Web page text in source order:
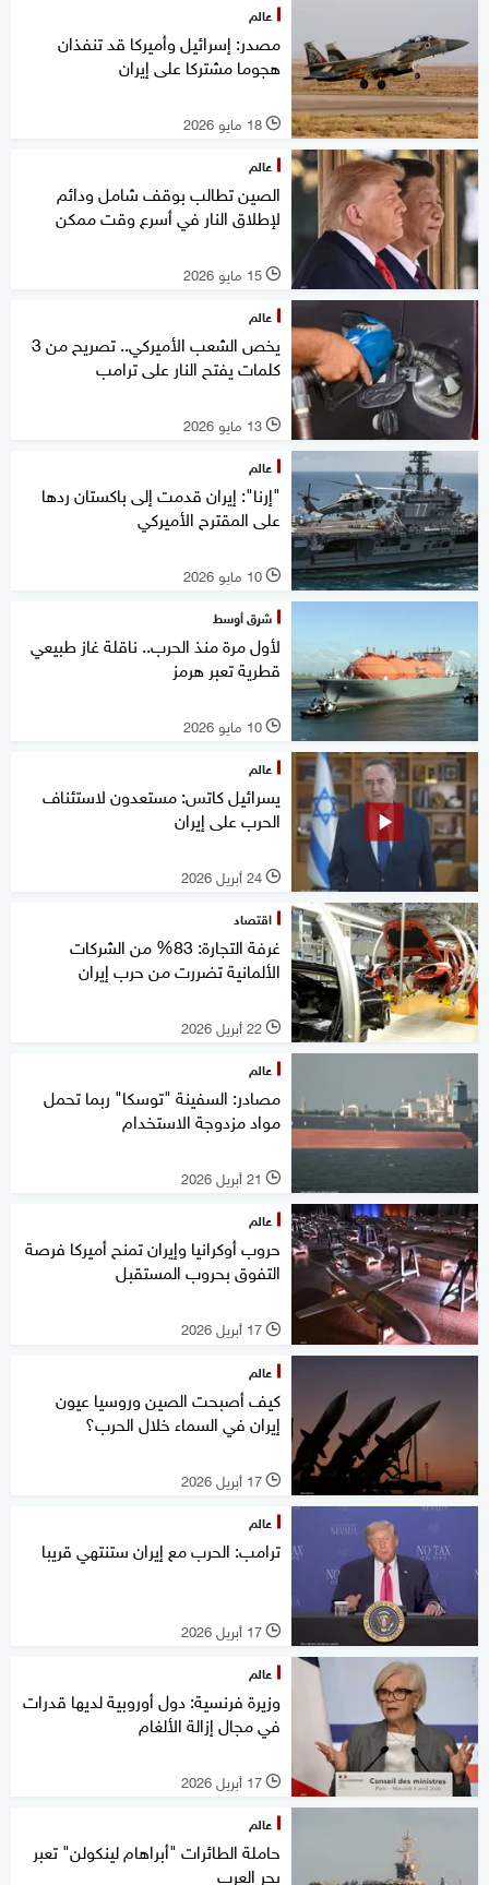
عالم
مصدر: إسرائيل وأميركا قد تنفذان
هجوما مشتركا على إيران
l 18 مايو 2026
عالم
الصين تطالب بوقف شامل ودائم
لإطلاق النار في أسرع وقت ممكن
l 15 مايو 2026
عالم
يخص الشعب الأميركي.. تصريح من 3
كلمات يفتح النار على ترامب
l 13 مايو 2026
عالم
"إرنا": إيران قدمت إلى باكستان ردها
على المقترح الأميركي
l 10 مايو 2026
شرق أوسط
لأول مرة منذ الحرب.. ناقلة غاز طبيعي
قطرية تعبر هرمز
l 10 مايو 2026
عالم
يسرائيل كاتس: مستعدون لاستئناف
الحرب على إيران
l 24 أبريل 2026
اقتصاد
غرفة التجارة: 83% من الشركات
الألمانية تضررت من حرب إيران
l 22 أبريل 2026
عالم
مصادر: السفينة "توسكا" ربما تحمل
مواد مزدوجة الاستخدام
l 21 أبريل 2026
عالم
حروب أوكرانيا وإيران تمنح أميركا فرصة
التفوق بحروب المستقبل
l 17 أبريل 2026
عالم
كيف أصبحت الصين وروسيا عيون
إيران في السماء خلال الحرب؟
l 17 أبريل 2026
عالم
ترامب: الحرب مع إيران ستنتهي قريبا
l 17 أبريل 2026
عالم
وزيرة فرنسية: دول أوروبية لديها قدرات
في مجال إزالة الألغام
l 17 أبريل 2026
عالم
حاملة الطائرات "أبراهام لينكولن" تعبر
بحر العرب